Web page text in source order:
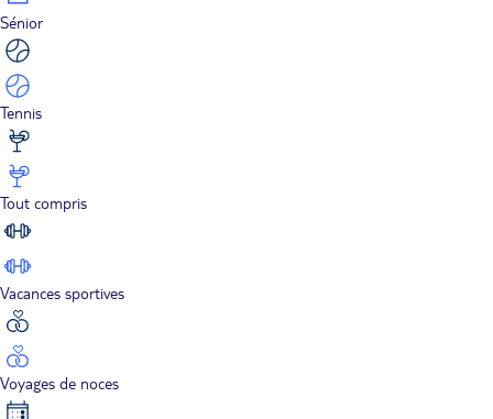
Sénior
Tennis
Tout compris
Vacances sportives
Voyages de noces